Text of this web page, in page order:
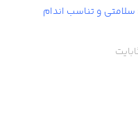
سلامتی و تناسب اندام